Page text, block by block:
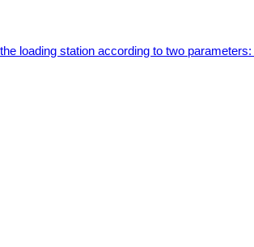
loading station according to two